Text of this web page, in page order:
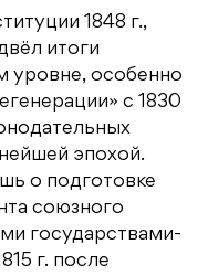
1848 г.,
итоги
уровне, особенно
с 1830
эпохой.
о подготовке
союзного
государствами-
г. после